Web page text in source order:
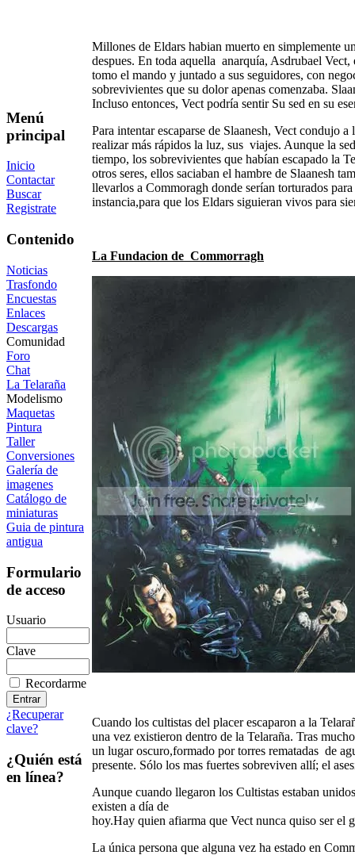
Menú
principal
Inicio
Contactar
Buscar
Registrate
Contenido
Noticias
Trasfondo
Encuestas
Enlaces
Descargas
Comunidad
Foro
Chat
La Telaraña
Modelismo
Maquetas
Pintura
Taller
Conversiones
Galería de
imagenes
Catálogo de
miniaturas
Guia de pintura
antigua
Formulario
de acceso
Usuario
Clave
Recordarme
¿Recuperar
clave?
¿Quién está
en línea?
Millones de Eldars habian muerto en simplemente
despues. En toda aquella anarquía, Asdrubael
tomo el mando y juntado a sus seguidores, con
sobrevivientes que su dolor apenas comenzaba.
Incluso entonces, Vect podría sentir Su sed en su
Para intentar escaparse de Slaanesh, Vect condujo
realizar más rápidos la luz, sus viajes. Aunque la
tiempo, los sobrevivientes que habían escapado la
otros seres, ellos saciaban el hambre de Slaanesh
llevarlos a Commoragh donde serían torturados
instancia,para que los Eldars siguieran vivos para
La Fundacion de Commorragh
Cuando los cultistas del placer escaparon a la
una vez existieron dentro de la Telaraña. Tras
un lugar oscuro,formado por torres rematadas de
presente. Sólo los mas fuertes sobreviven allí; el
Aunque cuando llegaron los Cultistas estaban
existen a día de
hoy.Hay quien afiarma que Vect nunca quiso ser el
La única persona que alguna vez ha estado en